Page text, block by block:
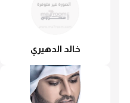
خالد الدهيري